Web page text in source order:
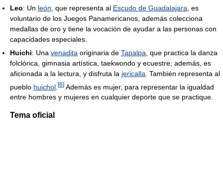
Leo: Un león , que representa al Escudo de Guadalajara , es
voluntario de los Juegos Panamericanos, además colecciona
medallas de oro y tiene la vocación de ayudar a las personas con
capacidades especiales.
Huichi: Una venadita originaria de Tapalpa , que practica la danza
folclórica, gimnasia artística, taekwondo y ecuestre; además, es
aficionada a la lectura, y disfruta la jericalla . También representa al
pueblo huichol [6] Además es mujer, para representar la igualdad
entre hombres y mujeres en cualquier deporte que se practique.
Tema oficial